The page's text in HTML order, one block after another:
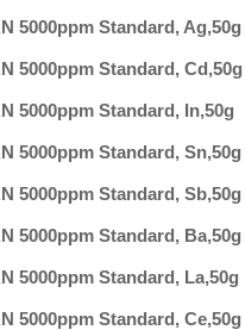
5000ppm Standard, Ag,50g
5000ppm Standard, Cd,50g
5000ppm Standard, In,50g
5000ppm Standard, Sn,50g
5000ppm Standard, Sb,50g
5000ppm Standard, Ba,50g
5000ppm Standard, La,50g
5000ppm Standard, Ce,50g